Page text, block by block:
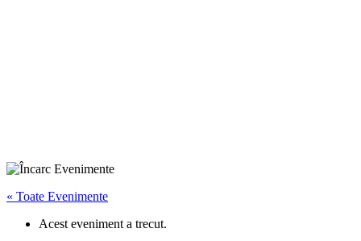
« Toate Evenimente
Acest eveniment a trecut.